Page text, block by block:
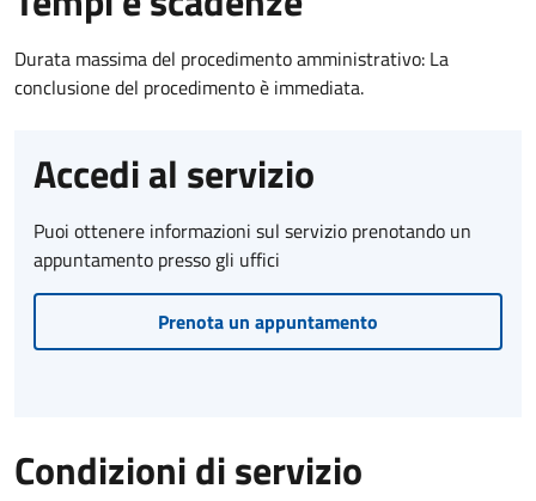
Durata massima del procedimento amministrativo: La
conclusione del procedimento è immediata.
Accedi al servizio
Puoi ottenere informazioni sul servizio prenotando un
appuntamento presso gli uffici
Prenota un appuntamento
Condizioni di servizio